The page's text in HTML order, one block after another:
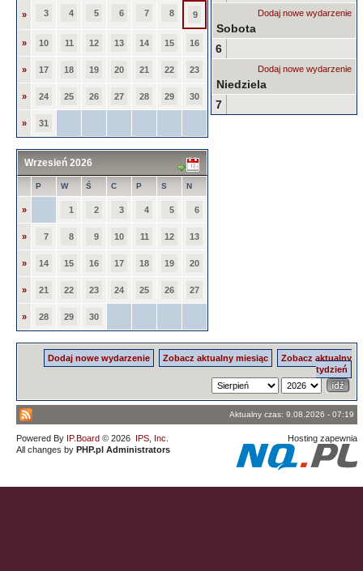
» 3 4 5 6 7 8 9
» 10 11 12 13 14 15 16
» 17 18 19 20 21 22 23
» 24 25 26 27 28 29 30
» 31
Wrzesień 2026
P W Ś C P S N
» 1 2 3 4 5 6
» 7 8 9 10 11 12 13
» 14 15 16 17 18 19 20
» 21 22 23 24 25 26 27
» 28 29 30
Dodaj nowe wydarzenie
Sobota
6
Dodaj nowe wydarzenie
Niedziela
7
Dodaj nowe wydarzenie Zobacz aktualny miesiąc
Zobacz aktualny
tydzień
Aktualny czas: 9.08.2026 - 07:19
Powered By IP.Board © 2026 IPS, Inc
All changes by PHP.pl Administrators
Hosting zapewnia